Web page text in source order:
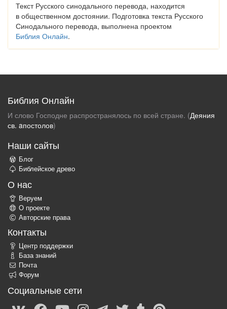
Текст Русского синодального перевода, находится
в общественном достоянии. Подготовка текста Русского
Синодального перевода, выполнена проектом
Библия Онлайн.
Библия Онлайн
И слово Господне распространялось по всей стране. (Деяния
св. aпостолов)
Наши сайты
Блог
Библейское древо
О нас
Веруем
О проекте
Авторские права
Контакты
Центр поддержки
База знаний
Почта
Форум
Социальные сети